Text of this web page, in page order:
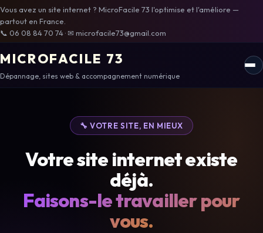
Vous avez un site internet ? MicroFacile 73 l'optimise et l'améliore —
partout en France.
📞 06 08 84 70 74 · ✉ microfacile73@gmail.com
MICROFACILE 73
Dépannage, sites web & accompagnement numérique
Devis gratuit
🔧 VOTRE SITE, EN MIEUX
Votre site internet existe
déjà.
Faisons-le travailler pour
vous.